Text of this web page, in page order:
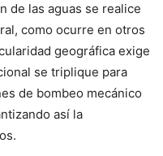
de las aguas se realice
como ocurre en otros
geográfica exige
se triplique para
de bombeo mecánico
así la